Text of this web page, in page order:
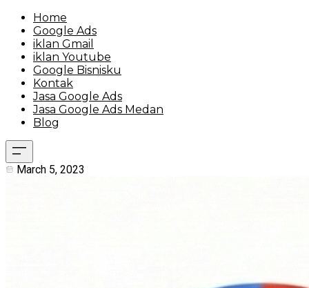
Home
Google Ads
iklan Gmail
iklan Youtube
Google Bisnisku
Kontak
Jasa Google Ads
Jasa Google Ads Medan
Blog
March 5, 2023